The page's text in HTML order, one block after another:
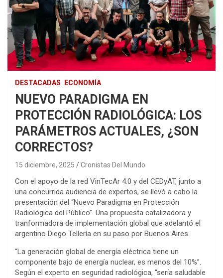
DESTACADAS ECONOMÍA
NUEVO PARADIGMA EN
PROTECCIÓN RADIOLÓGICA: LOS
PARÁMETROS ACTUALES, ¿SON
CORRECTOS?
15 diciembre, 2025 Cronistas Del Mundo
Con el apoyo de la red VinTecAr 4.0 y del CEDyAT, junto a
una concurrida audiencia de expertos, se llevó a cabo la
presentación del “Nuevo Paradigma en Protección
Radiológica del Público”. Una propuesta catalizadora y
tranformadora de implementación global que adelantó el
argentino Diego Tellería en su paso por Buenos Aires.
“La generación global de energía eléctrica tiene un
componente bajo de energía nuclear, es menos del 10%”.
Según el experto en seguridad radiológica, “sería saludable